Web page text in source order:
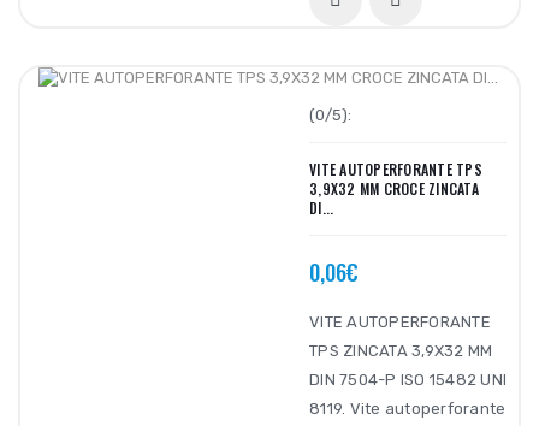
(0/5):
VITE AUTOPERFORANTE TPS
3,9X32 MM CROCE ZINCATA
DI...
0,06€
VITE AUTOPERFORANTE
TPS ZINCATA 3,9X32 MM
DIN 7504-P ISO 15482 UNI
8119. Vite autoperforante